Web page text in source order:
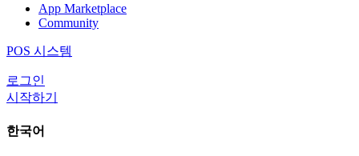
App Marketplace
Community
POS 시스템
로그인
시작하기
한국어